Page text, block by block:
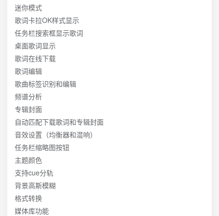
迷你模式
歌词卡拉OK样式显示
任务栏搜索框显示歌词
桌面歌词显示
歌词在线下载
歌词编辑
歌曲标签识别和编辑
频谱分析
专辑封面
自动匹配下载歌词和专辑封面
音效设置（均衡器和混响）
任务栏缩略图按钮
主题颜色
支持cue分轨
背景高斯模糊
格式转换
媒体库功能